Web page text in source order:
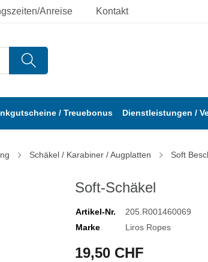
Anreise Kontakt
/ Treuebonus Dienstleistungen /
Schäkel / Karabiner / Augplatten Soft
Soft-Schäkel
Artikel-Nr.
205.R001460069
Marke
Liros Ropes
19,50 CHF